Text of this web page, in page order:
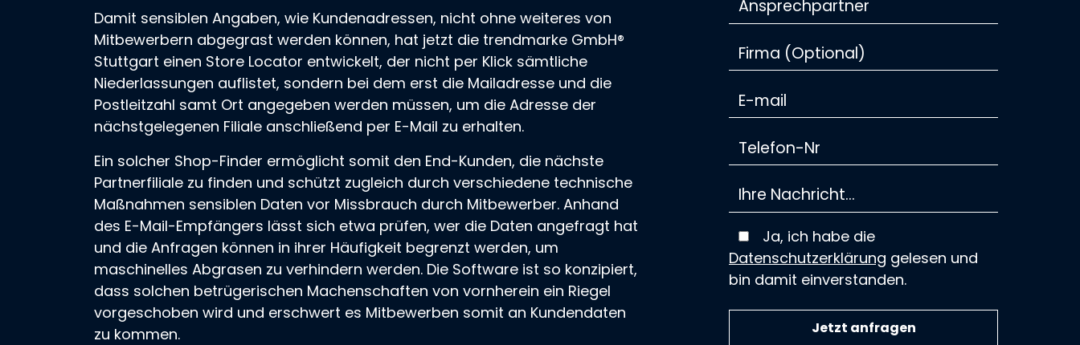
Damit sensiblen Angaben, wie Kundenadressen, nicht ohne weiteres von
Mitbewerbern abgegrast werden können, hat jetzt die trendmarke GmbH®
Stuttgart einen Store Locator entwickelt, der nicht per Klick sämtliche
Niederlassungen auflistet, sondern bei dem erst die Mailadresse und die
Postleitzahl samt Ort angegeben werden müssen, um die Adresse der
nächstgelegenen Filiale anschließend per E-Mail zu erhalten.
Ein solcher Shop-Finder ermöglicht somit den End-Kunden, die nächste
Partnerfiliale zu finden und schützt zugleich durch verschiedene technische
Maßnahmen sensiblen Daten vor Missbrauch durch Mitbewerber. Anhand
des E-Mail-Empfängers lässt sich etwa prüfen, wer die Daten angefragt hat
und die Anfragen können in ihrer Häufigkeit begrenzt werden, um
maschinelles Abgrasen zu verhindern werden. Die Software ist so konzipiert,
dass solchen betrügerischen Machenschaften von vornherein ein Riegel
vorgeschoben wird und erschwert es Mitbewerben somit an Kundendaten
zu kommen.
Ja, ich habe die
Datenschutzerklärung gelesen und
bin damit einverstanden.